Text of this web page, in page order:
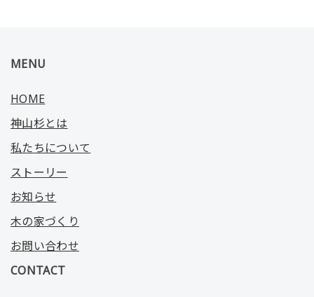
MENU
HOME
神山杉とは
私たちについて
ストーリー
お知らせ
木の家づくり
お問い合わせ
CONTACT